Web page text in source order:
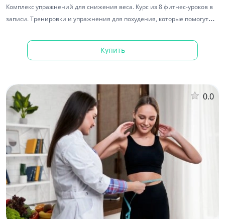
Комплекс упражнений для снижения веса. Курс из 8 фитнес-уроков в
записи. Тренировки и упражнения для похудения, которые помогут
Купить
-40% 0.0